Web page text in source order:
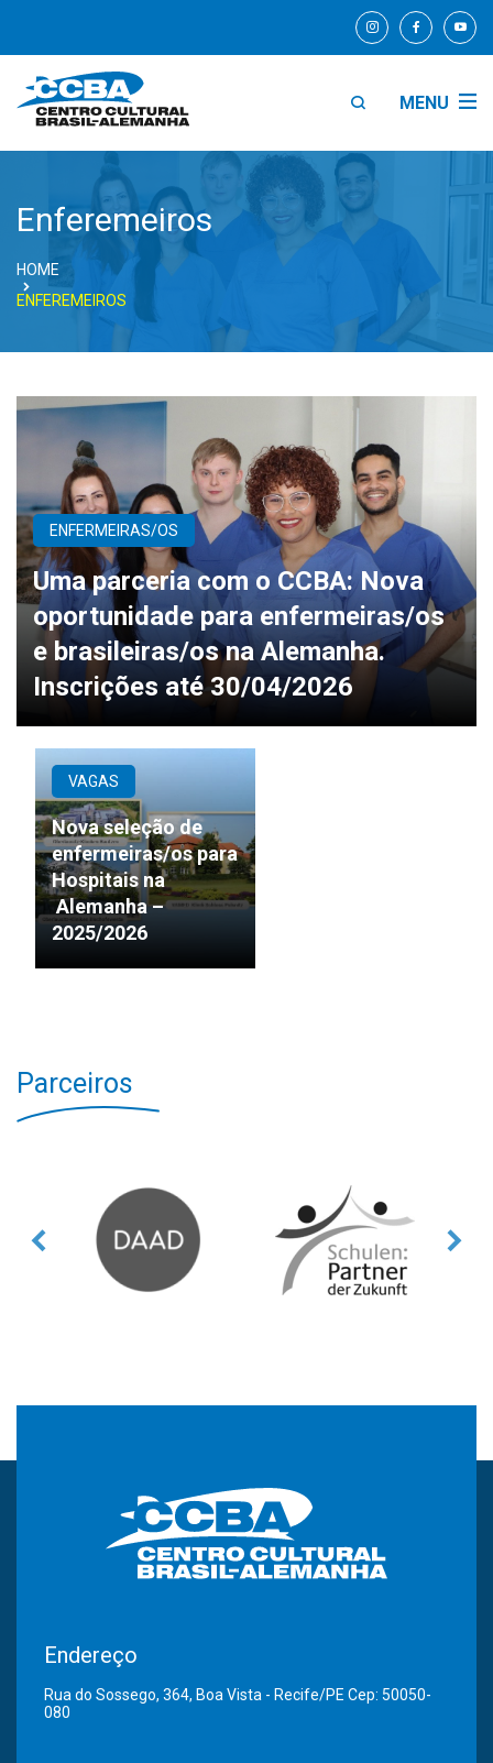
MENU
Enferemeiros
HOME
ENFEREMEIROS
ENFERMEIRAS/OS
Uma parceria com o CCBA: Nova
oportunidade para enfermeiras/os
e brasileiras/os na Alemanha.
Inscrições até 30/04/2026
VAGAS
Nova seleção de
enfermeiras/os para
Hospitais na
Alemanha –
2025/2026
Parceiros
Endereço
Rua do Sossego, 364, Boa Vista - Recife/PE Cep: 50050-
080